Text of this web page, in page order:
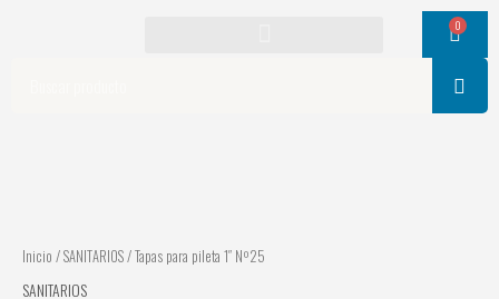
0
Cart
Inicio /SANITARIOS/ Tapas para pileta 1″ Nº25
SANITARIOS